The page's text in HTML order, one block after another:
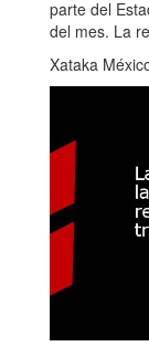
parte del
del mes. La re
Xataka